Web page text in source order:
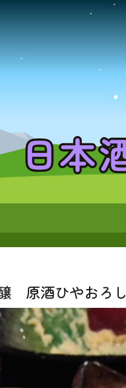
原酒ひやおろし